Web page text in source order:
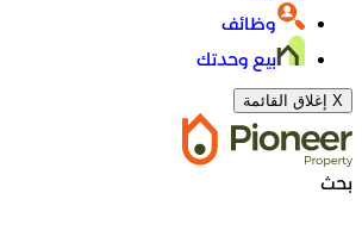
وظائف
بيع وحدتك
X إغلاق القائمة
بحث